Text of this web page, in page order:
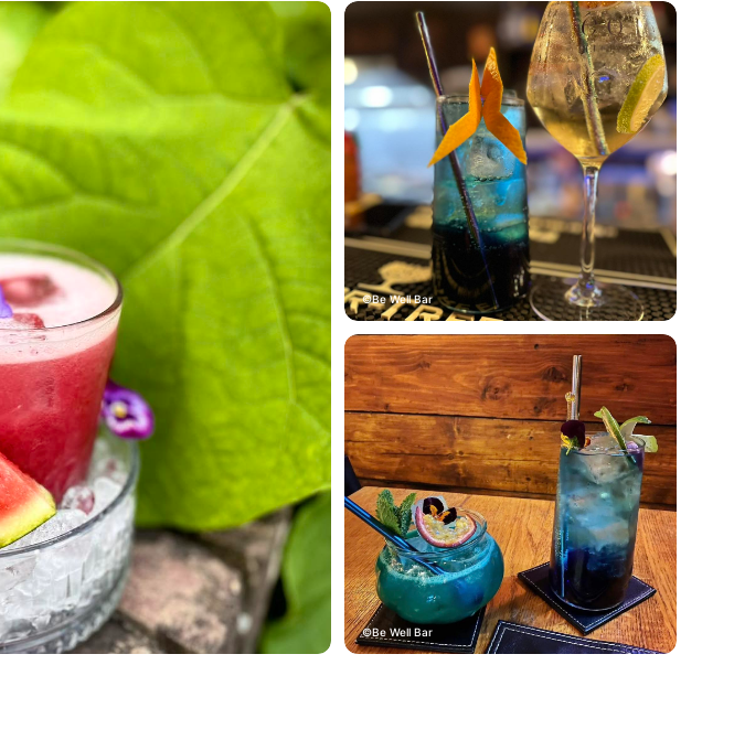
Be Well Bar
Be Well Bar